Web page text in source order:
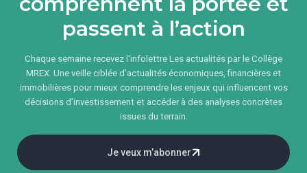
passent à l’action
Chaque semaine recevez l'infolettre Les actualités par le Collège
MREX. Une veille ciblée d’actualités économiques, financières et
immobilières pour mieux comprendre les enjeux qui influencent vos
décisions d’investissement et accéder à des analyses concrètes
issues du terrain.
Je veux m’abonner